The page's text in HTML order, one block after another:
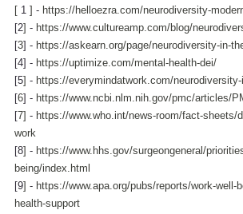
[ 1 ] - https://helloezra.com/neurodiversity-
[2] - https://www.cultureamp.com/blog/
[3] - https://askearn.org/page/neurodiversity-in-
[4] - https://uptimize.com/mental-health-dei/
[5] - https://everymindatwork.com/
[6] - https://www.ncbi.nlm.nih.gov/pmc/articles/
[7] - https://www.who.int/news-room/fact-sheets/
work
[8] - https://www.hhs.gov/surgeongeneral/
being/index.html
[9] - https://www.apa.org/pubs/reports/work-well-
health-support